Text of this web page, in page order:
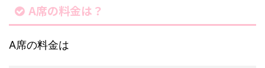
A席の料金は？
A席の料金は